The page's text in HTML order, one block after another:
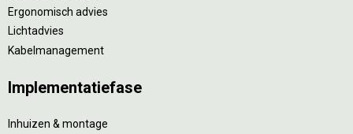
Ergonomisch advies
Lichtadvies
Kabelmanagement
Implementatiefase
Inhuizen & montage